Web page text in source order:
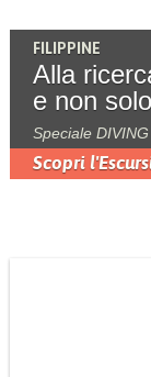
FILIPPINE
Alla
e non solo
Speciale DIVING
Scopri